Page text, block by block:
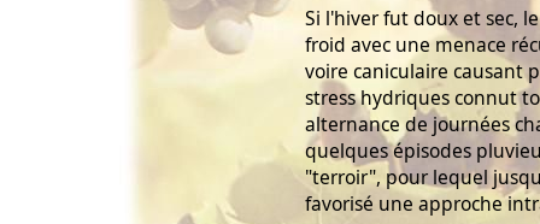
Si l'hiver fut doux et sec,
froid avec une menace
voire caniculaire causant
stress hydriques connut
alternance de journées
quelques épisodes
"terroir", pour lequel
favorisé une approche